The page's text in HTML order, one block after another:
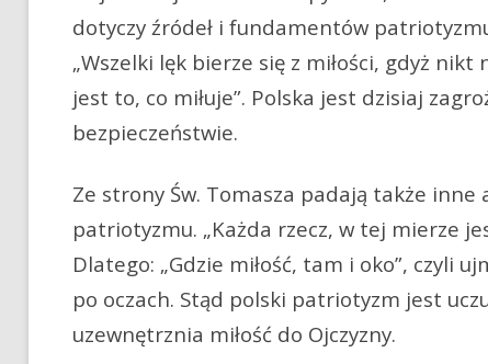
dotyczy źródeł i fundamentów
„Wszelki lęk bierze się z miłości, gdyż
jest to, co miłuje”. Polska jest dzisiaj
bezpieczeństwie.
Ze strony Św. Tomasza padają także
patriotyzmu. „Każda rzecz, w tej mierze
Dlatego: „Gdzie miłość, tam i oko”, czyli
po oczach. Stąd polski patriotyzm jest
uzewnętrznia miłość do Ojczyzny.